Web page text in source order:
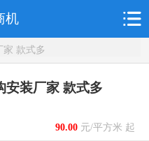
机
款式多
安装厂家 款式多
90.00元/平方米 起